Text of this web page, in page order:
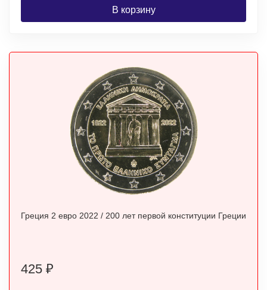
В корзину
Греция 2 евро 2022 / 200 лет первой конституции Греции
425 ₽